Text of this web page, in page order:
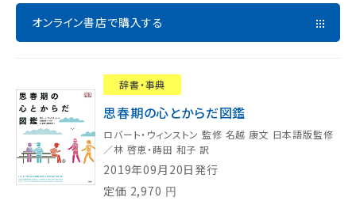
オンライン書店で購入する
辞書・事典
思春期の心とからだ図鑑
ロバート・ウィンストン 監修 名越 康文 日本語版監修
／林 啓恵・蒔田 和子 訳
2019年09月20日発行
定価 2,970 円